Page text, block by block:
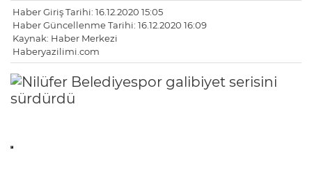
Haber Giriş Tarihi: 16.12.2020 15:05
Haber Güncellenme Tarihi: 16.12.2020 16:09
Kaynak: Haber Merkezi
Haberyazilimi.com